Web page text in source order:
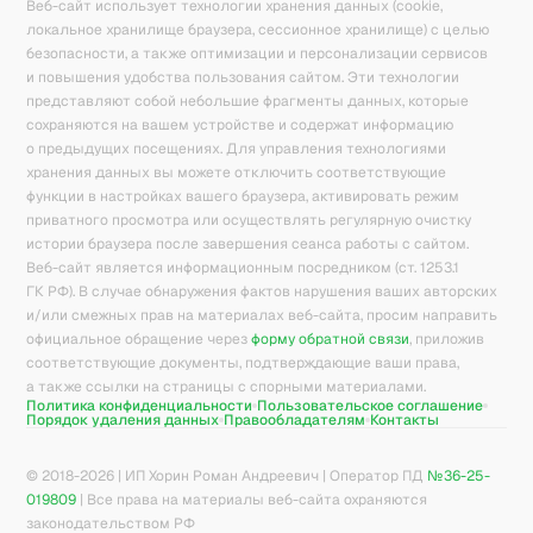
Веб-сайт использует технологии хранения данных (cookie,
локальное хранилище браузера, сессионное хранилище) с целью
безопасности, а также оптимизации и персонализации сервисов
и повышения удобства пользования сайтом. Эти технологии
представляют собой небольшие фрагменты данных, которые
сохраняются на вашем устройстве и содержат информацию
о предыдущих посещениях. Для управления технологиями
хранения данных вы можете отключить соответствующие
функции в настройках вашего браузера, активировать режим
приватного просмотра или осуществлять регулярную очистку
истории браузера после завершения сеанса работы с сайтом.
Веб-сайт является информационным посредником (ст. 1253.1
ГК РФ). В случае обнаружения фактов нарушения ваших авторских
и/или смежных прав на материалах веб-сайта, просим направить
официальное обращение через форму обратной связи, приложив
соответствующие документы, подтверждающие ваши права,
а также ссылки на страницы с спорными материалами.
Политика конфиденциальности Пользовательское соглашение
Порядок удаления данных Правообладателям Контакты
© 2018-2026 | ИП Хорин Роман Андреевич | Оператор ПД №36-25-
019809 | Все права на материалы веб-сайта охраняются
законодательством РФ